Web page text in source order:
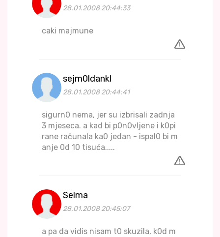
28.01.2008 20:44:33
caki majmune
sejm0ldankl
28.01.2008 20:44:41
sigurn0 nema, jer su izbrisali zadnja
3 mjeseca. a kad bi p0n0vljene i k0pi
rane računala ka0 jedan - ispal0 bi m
anje 0d 10 tisuća.....
Selma
28.01.2008 20:45:07
a pa da vidis nisam t0 skuzila, k0d m